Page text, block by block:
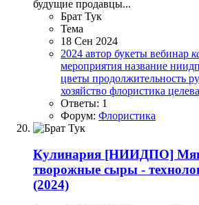
будущие продавцы...
Брат Тук
Тема
18 Сен 2024
2024 автор букеты вебинар
мероприятия название
цветы продолжительность
хозяйство флористика
Ответы: 1
Форум: Флористика
Кулинария [НИИДПО]
творожные сыры -
(2024)